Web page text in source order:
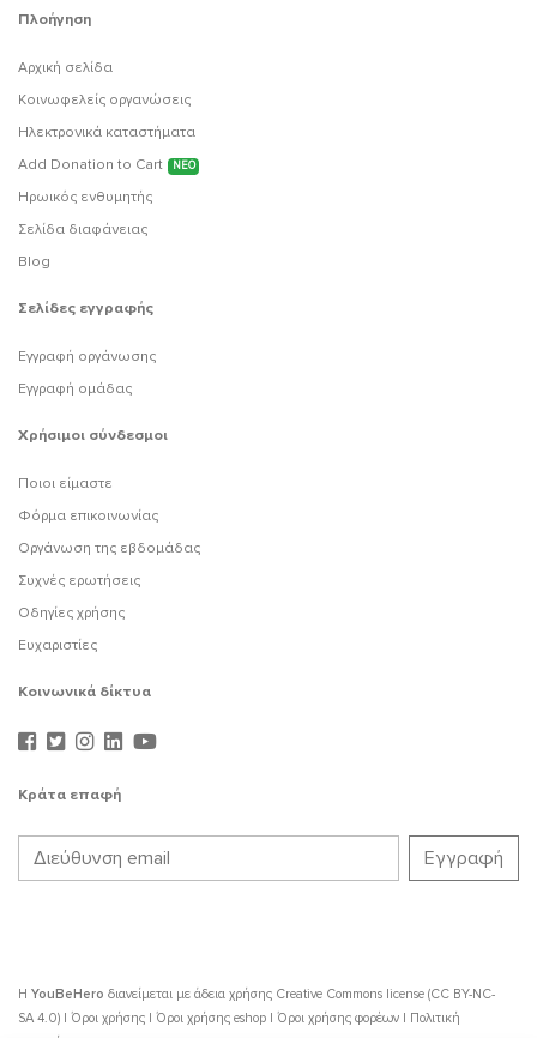
Πλοήγηση
Αρχική σελίδα
Κοινωφελείς οργανώσεις
Ηλεκτρονικά καταστήματα
Add Donation to Cart
ΝΕΟ
Ηρωικός ενθυμητής
Σελίδα διαφάνειας
Blog
Σελίδες εγγραφής
Εγγραφή οργάνωσης
Εγγραφή ομάδας
Χρήσιμοι σύνδεσμοι
Ποιοι είμαστε
Φόρμα επικοινωνίας
Οργάνωση της εβδομάδας
Συχνές ερωτήσεις
Οδηγίες χρήσης
Ευχαριστίες
Κοινωνικά δίκτυα
Κράτα επαφή
Η YouBeHero διανείμεται με άδεια χρήσης Creative Commons license (CC BY-NC-
SA 4.0)
Όροι χρήσης Όροι χρήσης eshop Όροι χρήσης φορέων
Πολιτική